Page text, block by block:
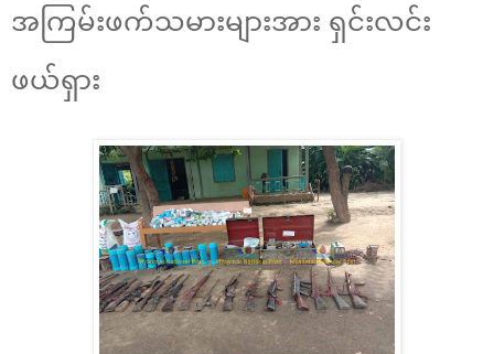
အကြမ်းဖက်သမားများအား ရှင်းလင်း
ဖယ်ရှား